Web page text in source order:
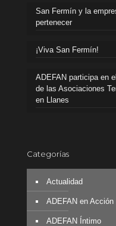
San Fermín y la
pertenecer
¡Viva San Fermín!
ADEFAN participa en
de las Asociaciones
en Llanes
Categorías
Actualidad
ADEFAN en Acción
ADEFAN Íntimo